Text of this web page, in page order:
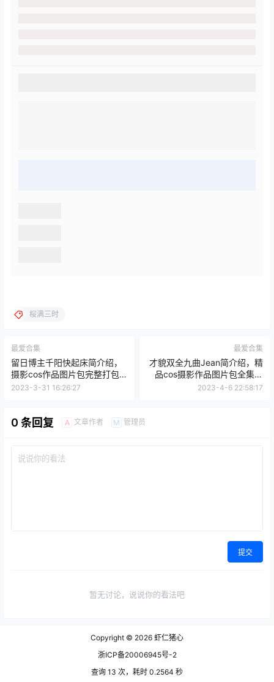
桜满三时
最爱合集
留日博主千阳快起床简介绍，
摄影cos作品图片包完整打包
分享
2023-3-31 16:26:27
最爱合集
才貌双全九曲Jean简介绍，精
品cos摄影作品图片包全集赏
析
2023-4-6 22:58:17
0 条回复 A 文章作者 M 管理员
提交
暂无讨论，说说你的看法吧
Copyright © 2026 虾仁猪心
浙ICP备20006945号-2
查询 13 次，耗时 0.2564 秒